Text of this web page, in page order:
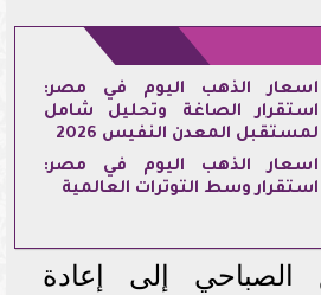
أسعار الذهب اليوم في مصر:
استقرار الصاغة وتحليل شامل
لمستقبل المعدن النفيس 2026
أسعار الذهب اليوم في مصر:
استقرار وسط التوترات العالمية
الصباحي إلى إعادة